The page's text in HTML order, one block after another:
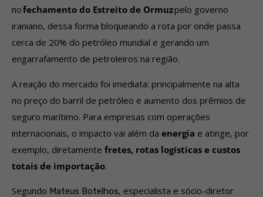
nofechamento do Estreito de Ormuzpelo governo
iraniano, dessa forma bloqueando a rota por onde passa
cerca de 20% do petróleo mundial e gerando um
engarrafamento de petroleiros na região.
A reação do mercado foi imediata: principalmente na alta
no preço do barril de petróleo e aumento dos prêmios de
seguro marítimo. Para empresas com operações
internacionais, o impacto vai além da energia e atinge, por
exemplo, diretamente fretes, rotas logísticas e custos
totais de importação.
Segundo Mateus Botelhos, especialista e sócio-diretor